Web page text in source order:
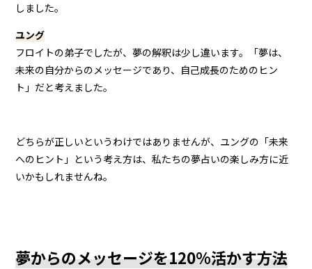
しました。
ユング
フロイトの弟子でしたが、夢の解釈は少し違います。「夢は、
未来の自分からのメッセージであり、自己成長のためのヒン
ト」だと考えました。
どちらが正しいというわけではありませんが、ユングの「未来
へのヒント」という考え方は、私たちの夢占いの楽しみ方に近
いかもしれませんね。
夢からのメッセージを120%活かす方法